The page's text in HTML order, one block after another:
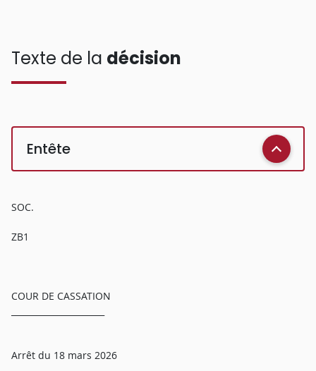
Texte de la décision
Entête
SOC.
ZB1
COUR DE CASSATION
Arrêt du 18 mars 2026